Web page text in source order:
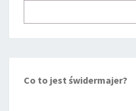
Co to jest świdermajer?